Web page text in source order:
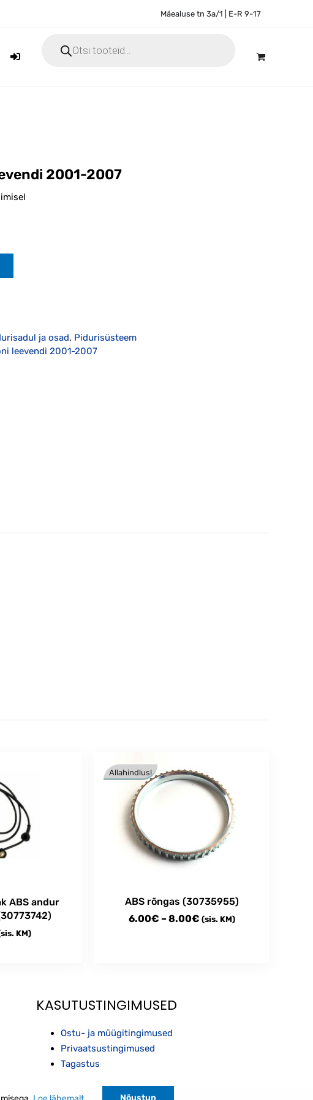
Mäealuse tn 3a/1 | E-R 9-17
search
2001-2007
ja osad, Pidurisüsteem
leevendi 2001-2007
ABS andur
KM)
Allahindlus!
ABS rõngas (30735955)
6.00€ –8.00€Price
(sis. KM)
variants.
options
may
KASUTUSTINGIMUSED
Ostu- ja müügitingimused
Privaatsustingimused
Tagastus
Nõustun